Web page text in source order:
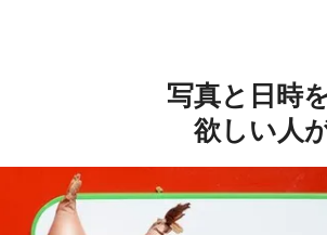
写真と日時
欲しい人